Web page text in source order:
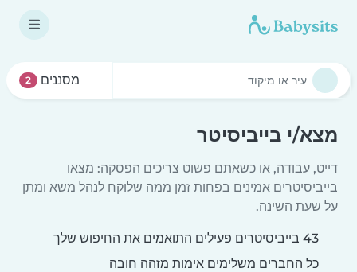
מסננים 2
מצא/י בייביסיטר
דייט, עבודה, או כשאתם פשוט צריכים הפסקה: מצאו
בייביסיטרים אמינים בפחות זמן ממה שלוקח לנהל משא ומתן
על שעת השינה.
43 בייביסיטרים פעילים התואמים את החיפוש שלך
כל החברים משלימים אימות מזהה חובה